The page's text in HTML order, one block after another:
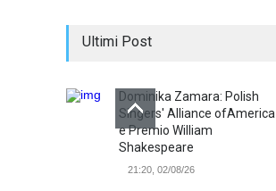
Ultimi Post
Dominika Zamara: Polish
Singers' Alliance ofAmerica
e Premio William
Shakespeare
21:20, 02/08/26